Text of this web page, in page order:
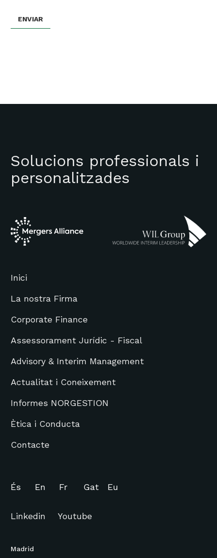
Solucions professionals i
personalitzades
Inici
La nostra Firma
Corporate Finance
Assessorament Jurídic - Fiscal
Advisory & Interim Management
Actualitat i Coneixement
Informes NORGESTION
Ètica i Conducta
Contacte
Madrid
És En Fr Gat Eu
Linkedin Youtube